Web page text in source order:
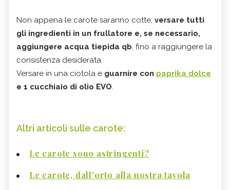
Non appena le carote saranno cotte, versare tutti
gli ingredienti in un frullatore e, se necessario,
aggiungere acqua tiepida qb, fino a raggiungere la
consistenza desiderata.
Versare in una ciotola e guarnire con paprika dolce
e 1 cucchiaio di olio EVO.
Altri articoli sulle carote:
Le carote sono astringenti?
Le carote, dall'orto alla nostra tavola